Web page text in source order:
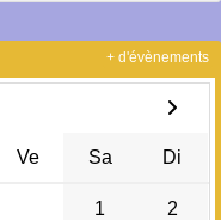
Ve Sa Di
1 2
+ d'évènements